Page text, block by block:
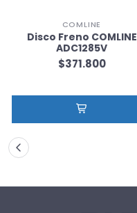
COMLINE
Disco Freno COMLINE
ADC1285V
$371.800